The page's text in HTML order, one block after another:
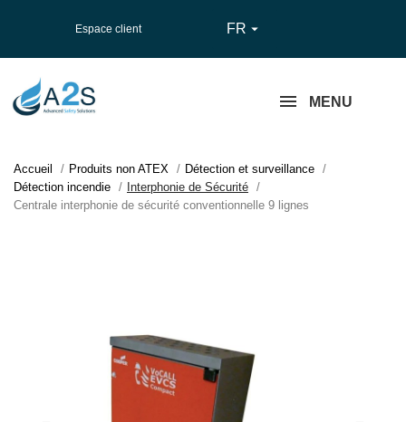
Espace client FR 
MENU
Accueil Produits non ATEX
Détection et surveillance
Détection incendie
Interphonie de Sécurité
Centrale interphonie de sécurité conventionnelle 9 lignes